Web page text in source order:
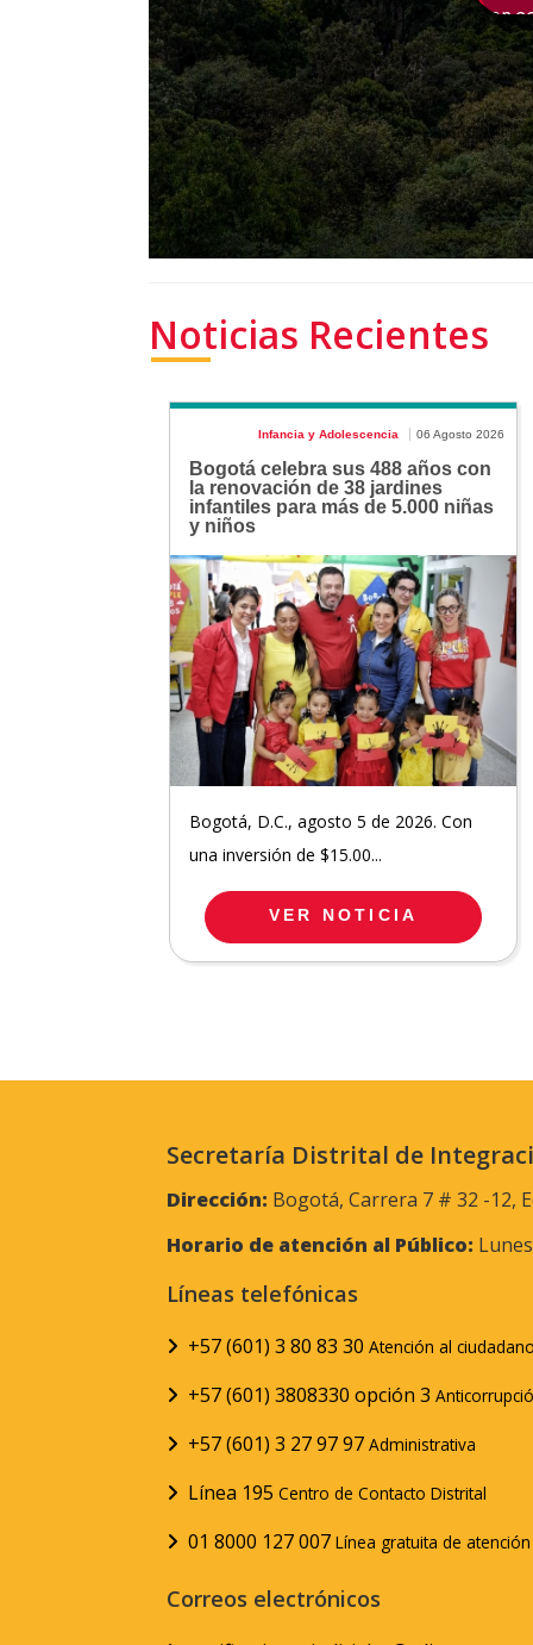
Noticias Recientes
Infancia y Adolescencia 06 Agosto 2026
Bogotá celebra sus 488 años con
la renovación de 38 jardines
infantiles para más de 5.000 niñas
y niños
Bogotá, D.C., agosto 5 de 2026. Con
una inversión de $15.00...
VER NOTICIA
Secretaría Distrital de
Dirección: Bogotá, Carrera 7 # 32 -12,
Horario de atención al Público:
Líneas telefónicas
+57 (601) 3 80 83 30 Atención al
+57 (601) 3808330 opción 3
+57 (601) 3 27 97 97 Administrativa
Línea 195 Centro de Contacto Distrital
01 8000 127 007 Línea gratuita de
Correos electrónicos